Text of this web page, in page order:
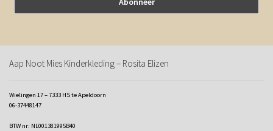
Aap Noot Mies Kinderkleding – Rosita Elizen
Wielingen 17 – 7333 HS te Apeldoorn
06-37448147
BTW nr: NL001381995B40